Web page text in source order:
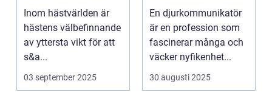
Inom hästvärlden är
hästens välbefinnande
av yttersta vikt för att
s&a...
03 september 2025
n för behandling
av djur
En djurkommunikatör
är en profession som
fascinerar många och
väcker nyfikenhet...
30 augusti 2025